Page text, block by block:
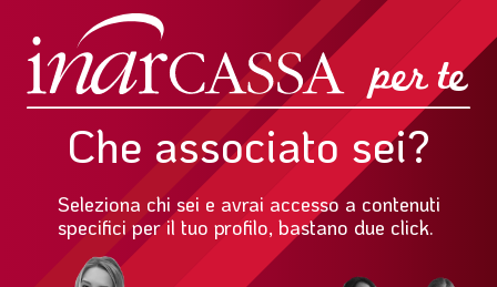
Che associato sei?
Seleziona chi sei e avrai accesso a contenuti
specifici per il tuo profilo, bastano due click.